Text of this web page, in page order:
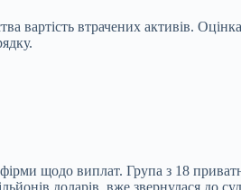
вартість втрачених активів.
щодо виплат. Група з 18
доларів, вже звернулася до